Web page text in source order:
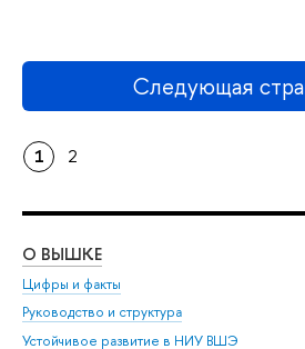
Следующая
1 2
О ВЫШКЕ
Цифры и факты
Руководство и структура
Устойчивое развитие в НИУ ВШЭ